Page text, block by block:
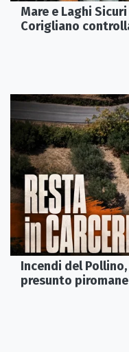
Mare e Laghi
Corigliano
Incendi del
presunto